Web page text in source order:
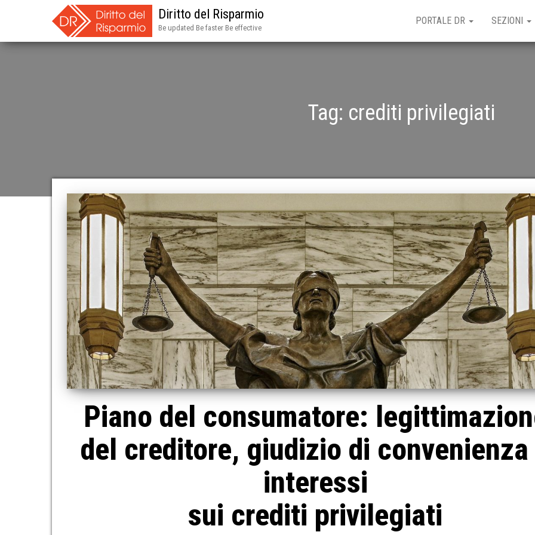
Diritto del Risparmio
Be updated Be faster Be effective
PORTALE DR SEZIONI
Tag: crediti privilegiati
Piano del consumatore:
del creditore, giudizio di convenienza
interessi
sui crediti privilegiati